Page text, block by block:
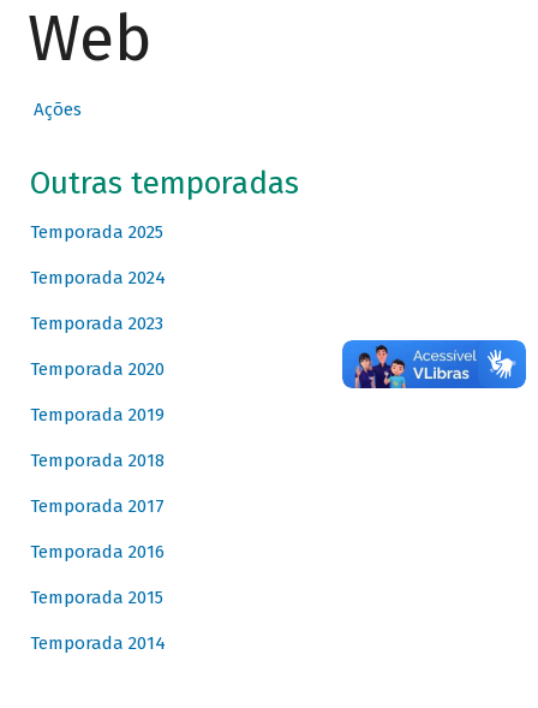
Web
Ações
Outras temporadas
Temporada 2025
Temporada 2024
Temporada 2023
Temporada 2020
Temporada 2019
Temporada 2018
Temporada 2017
Temporada 2016
Temporada 2015
Temporada 2014